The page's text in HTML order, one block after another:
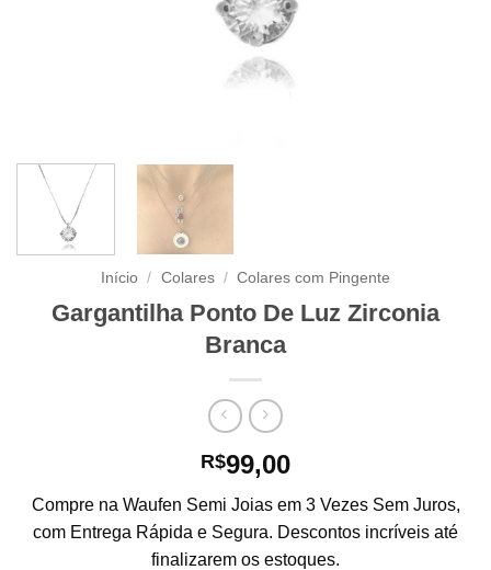
Início / Colares / Colares com Pingente
Gargantilha Ponto De Luz Zirconia
Branca
R$99,00
Compre na Waufen Semi Joias em 3 Vezes Sem Juros,
com Entrega Rápida e Segura. Descontos incríveis até
finalizarem os estoques.